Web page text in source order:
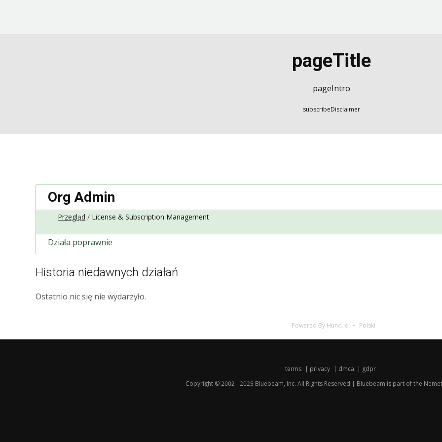
pageTitle
pageIntro
subscribeDisclaimer
Org Admin
Przegląd License & Subscription Management
Działa poprawnie
Historia niedawnych działań
Ostatnio nic się nie wydarzyło.
Powered By Hund.io Polski
terms privacy dmca
gdpr
Copyright © 2002 - 2025 Bluebeam, Inc. All Rights Reserved | Bluebeam is part of the